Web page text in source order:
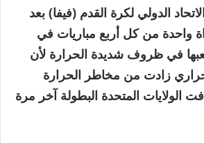
الدولي لكرة القدم (فيفا) بعد
واحدة من كل أربع مباريات في
في ظروف شديدة الحرارة لأن
زادت من مخاطر الحرارة
الولايات المتحدة البطولة آخر مرة